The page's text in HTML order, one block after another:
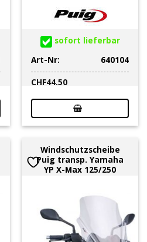
sofort lieferbar
Art-Nr:
640104
CHF44.50
Windschutzscheibe
Puig transp. Yamaha
YP X-Max 125/250